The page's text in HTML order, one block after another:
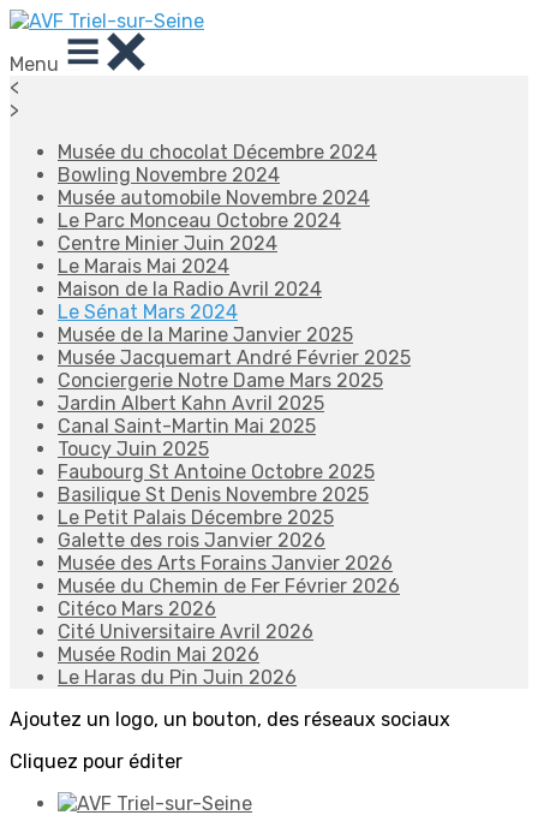
Menu
<
>
Musée du chocolat Décembre 2024
Bowling Novembre 2024
Musée automobile Novembre 2024
Le Parc Monceau Octobre 2024
Centre Minier Juin 2024
Le Marais Mai 2024
Maison de la Radio Avril 2024
Le Sénat Mars 2024
Musée de la Marine Janvier 2025
Musée Jacquemart André Février 2025
Conciergerie Notre Dame Mars 2025
Jardin Albert Kahn Avril 2025
Canal Saint-Martin Mai 2025
Toucy Juin 2025
Faubourg St Antoine Octobre 2025
Basilique St Denis Novembre 2025
Le Petit Palais Décembre 2025
Galette des rois Janvier 2026
Musée des Arts Forains Janvier 2026
Musée du Chemin de Fer Février 2026
Citéco Mars 2026
Cité Universitaire Avril 2026
Musée Rodin Mai 2026
Le Haras du Pin Juin 2026
Ajoutez un logo, un bouton, des réseaux sociaux
Cliquez pour éditer